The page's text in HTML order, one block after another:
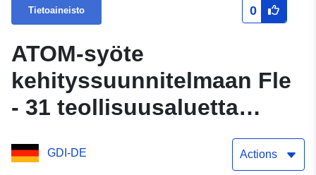
Tietoaineisto 0
ATOM-syöte
kehityssuunnitelmaan Fle
- 31 teollisuusaluetta
Rückwinkel & Rückanger
III yhdessä ÖBV:n kanssa
GDI-DE Actions